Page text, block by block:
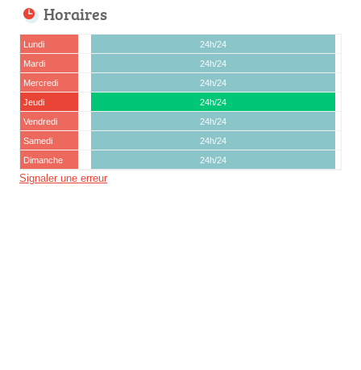
Horaires
Lundi
24h/24
Mardi
24h/24
Mercredi
24h/24
Jeudi
24h/24
Vendredi
24h/24
Samedi
24h/24
Dimanche
24h/24
Signaler une erreur